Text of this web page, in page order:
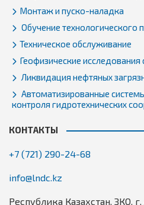
Монтаж и пуско-наладка
Обучение технологического
Техническое обслуживание
Геофизические исследования
Ликвидация нефтяных
Автоматизированные
контроля гидротехнических
КОНТАКТЫ
+7 (721) 290-24-68
info@lndc.kz
Республика Казахстан, ЗКО,